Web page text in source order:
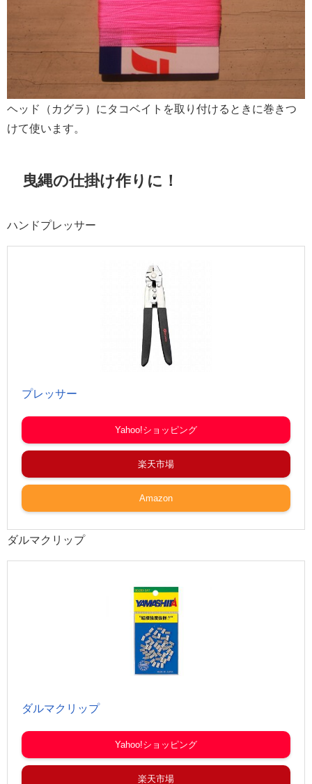
ヘッド（カグラ）にタコベイトを取り付けるときに巻きつ
けて使います。
曳縄の仕掛け作りに！
ハンドプレッサー
プレッサー
Yahoo!ショッピング
楽天市場
Amazon
ダルマクリップ
ダルマクリップ
Yahoo!ショッピング
楽天市場